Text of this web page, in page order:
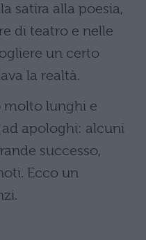
satira alla poesia,
di teatro e nelle
un certo
la realtà.
molto lunghi e
apologhi: alcuni
successo,
Ecco un